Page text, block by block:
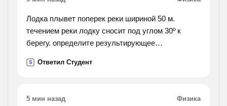
Лодка плывет поперек реки шириной 50 м.
течением реки лодку сносит под углом 30º к
берегу. определите результирующее
S Ответил Студент
5 мин назад Физика